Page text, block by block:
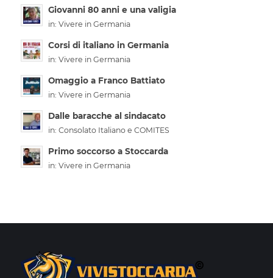
Giovanni 80 anni e una valigia
in: Vivere in Germania
Corsi di italiano in Germania
in: Vivere in Germania
Omaggio a Franco Battiato
in: Vivere in Germania
Dalle baracche al sindacato
in: Consolato Italiano e COMITES
Primo soccorso a Stoccarda
in: Vivere in Germania